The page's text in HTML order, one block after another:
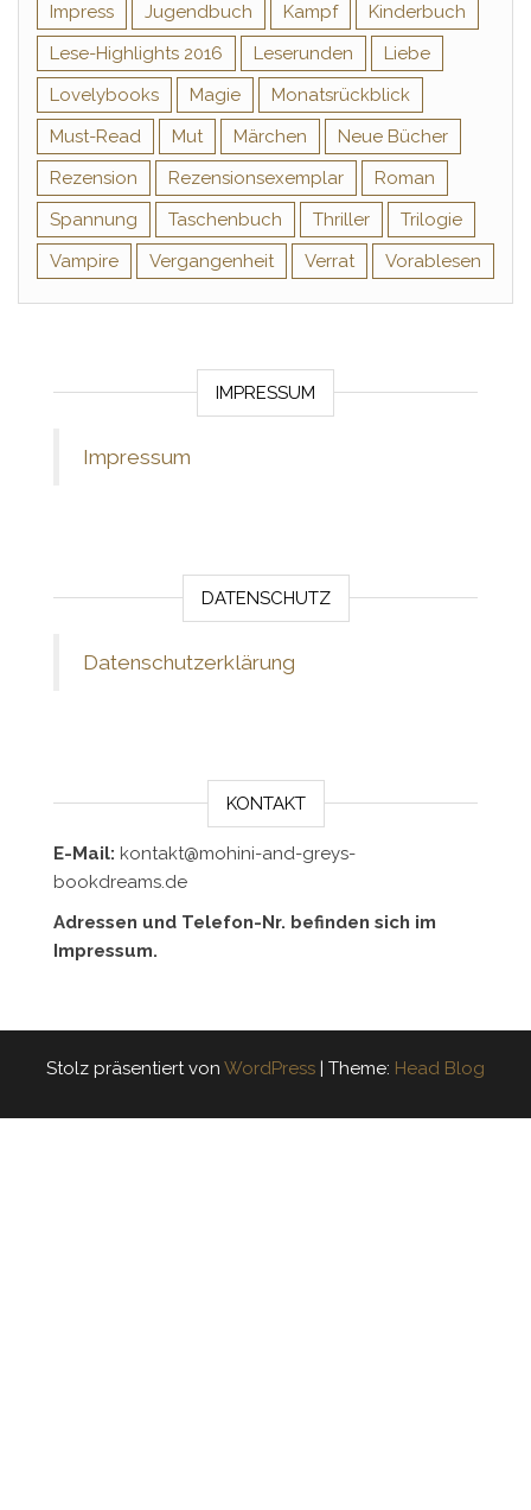
Impress
Jugendbuch Kampf
Kinderbuch
Lese-Highlights 2016
Leserunden
Liebe
Lovelybooks
Magie
Monatsrückblick
Must-Read
Mut Märchen
Neue Bücher
Rezension
Rezensionsexemplar
Roman
Spannung
Taschenbuch Thriller
Trilogie
Vampire
Vergangenheit Verrat Vorablesen
IMPRESSUM
Impressum
DATENSCHUTZ
Datenschutzerklärung
KONTAKT
E-Mail: kontakt@mohini-and-greys-
bookdreams.de
Adressen und Telefon-Nr. befinden sich im
Impressum.
Stolz präsentiert von WordPress | Theme: Head Blog